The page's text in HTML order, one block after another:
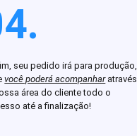
seu pedido irá para produção,
você poderá acompanharatravés
área do cliente todo o
até a finalização!